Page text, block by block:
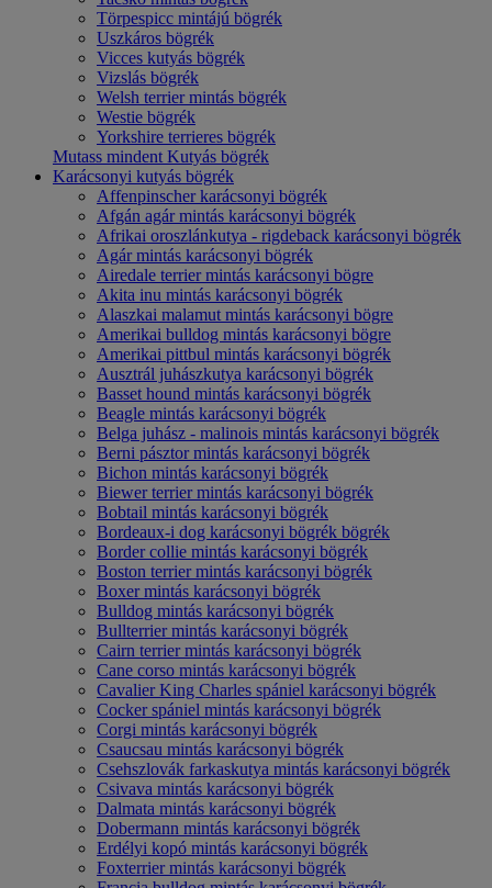
Törpespicc mintájú bögrék
Uszkáros bögrék
Vicces kutyás bögrék
Vizslás bögrék
Welsh terrier mintás bögrék
Westie bögrék
Yorkshire terrieres bögrék
Mutass mindent Kutyás bögrék
Karácsonyi kutyás bögrék
Affenpinscher karácsonyi bögrék
Afgán agár mintás karácsonyi bögrék
Afrikai oroszlánkutya - rigdeback karácsonyi bögrék
Agár mintás karácsonyi bögrék
Airedale terrier mintás karácsonyi bögre
Akita inu mintás karácsonyi bögrék
Alaszkai malamut mintás karácsonyi bögre
Amerikai bulldog mintás karácsonyi bögre
Amerikai pittbul mintás karácsonyi bögrék
Ausztrál juhászkutya karácsonyi bögrék
Basset hound mintás karácsonyi bögrék
Beagle mintás karácsonyi bögrék
Belga juhász - malinois mintás karácsonyi bögrék
Berni pásztor mintás karácsonyi bögrék
Bichon mintás karácsonyi bögrék
Biewer terrier mintás karácsonyi bögrék
Bobtail mintás karácsonyi bögrék
Bordeaux-i dog karácsonyi bögrék bögrék
Border collie mintás karácsonyi bögrék
Boston terrier mintás karácsonyi bögrék
Boxer mintás karácsonyi bögrék
Bulldog mintás karácsonyi bögrék
Bullterrier mintás karácsonyi bögrék
Cairn terrier mintás karácsonyi bögrék
Cane corso mintás karácsonyi bögrék
Cavalier King Charles spániel karácsonyi bögrék
Cocker spániel mintás karácsonyi bögrék
Corgi mintás karácsonyi bögrék
Csaucsau mintás karácsonyi bögrék
Csehszlovák farkaskutya mintás karácsonyi bögrék
Csivava mintás karácsonyi bögrék
Dalmata mintás karácsonyi bögrék
Dobermann mintás karácsonyi bögrék
Erdélyi kopó mintás karácsonyi bögrék
Foxterrier mintás karácsonyi bögrék